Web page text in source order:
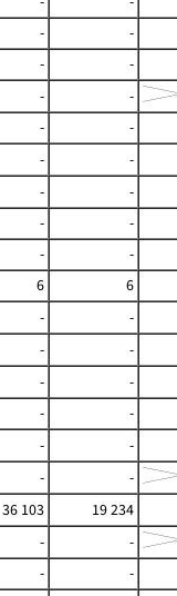
- -
- -
-
-
- -
- -
- -
- -
- -
6 6
- -
- -
- -
- -
- -
-
-
36 103 19 234
-
-
- -